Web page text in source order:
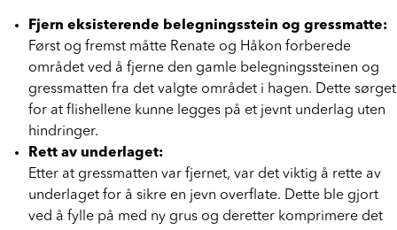
Fjern eksisterende belegningsstein og gressmatte:
Først og fremst måtte Renate og Håkon forberede
området ved å fjerne den gamle belegningssteinen og
gressmatten fra det valgte området i hagen. Dette sørget
for at flishellene kunne legges på et jevnt underlag uten
hindringer.
Rett av underlaget:
Etter at gressmatten var fjernet, var det viktig å rette av
underlaget for å sikre en jevn overflate. Dette ble gjort